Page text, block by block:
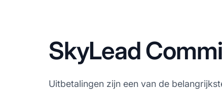
SkyLead
Uitbetalingen zijn een van de